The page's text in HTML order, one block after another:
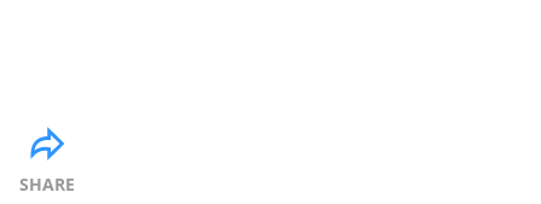
SHARE